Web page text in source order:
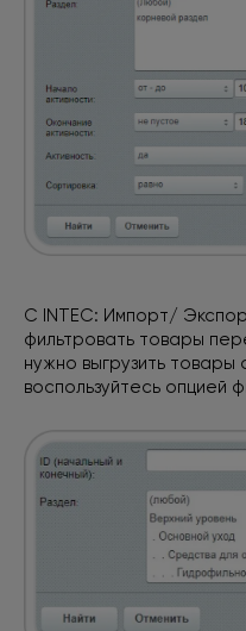
С INTEC: Импорт/
фильтровать товары
нужно выгрузить
воспользуйтесь опцией